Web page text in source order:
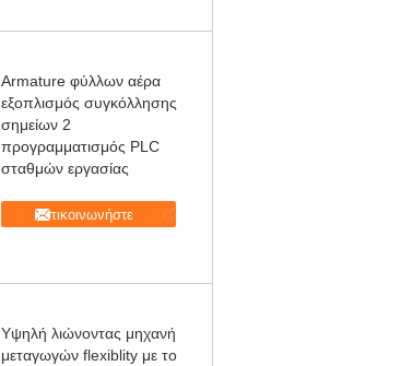
Armature φύλλων αέρα
εξοπλισμός συγκόλλησης
σημείων 2
προγραμματισμός PLC
σταθμών εργασίας
Επικοινωνήστε
Υψηλή λιώνοντας μηχανή
μεταγωγών flexiblity με το